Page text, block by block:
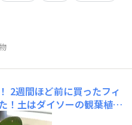
2週間ほど前に買ったフィ
！土はダイソーの観葉植物
です！